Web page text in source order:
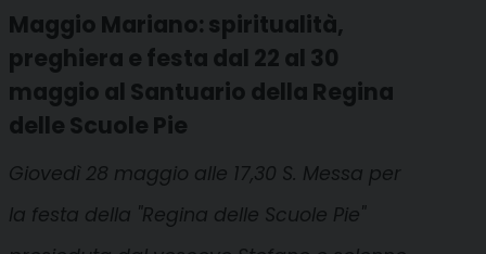
Maggio Mariano: spiritualità,
preghiera e festa dal 22 al 30
maggio al Santuario della Regina
delle Scuole Pie
Giovedì 28 maggio alle 17,30 S. Messa per
la festa della "Regina delle Scuole Pie"